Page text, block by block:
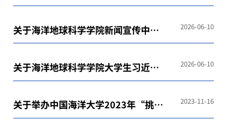
主席团届中调整的通知
关于海洋地球科学学院新闻宣传中心
负责人届中调整工作的通知
2026-06-10
关于海洋地球科学学院大学生习近平
新时代中国特色社会主义思想学习研
究会主席团2026年届中调整工作的通
知
2026-06-10
关于举办中国海洋大学2023年“挑战
杯” 大学生创业计划竞赛的通知
2023-11-16